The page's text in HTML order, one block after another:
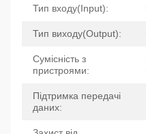
Тип входу(Input):
Тип виходу(Output):
Сумісність з
пристроями:
Підтримка передачі
даних: